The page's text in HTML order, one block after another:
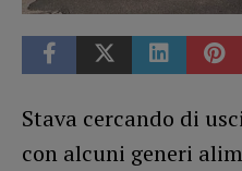
Stava cercando di
con alcuni generi